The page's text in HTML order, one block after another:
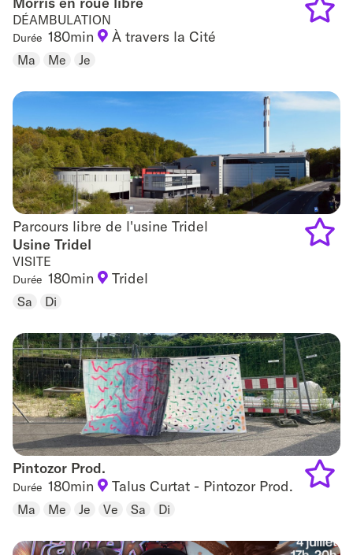
Morris en roue libre
DÉAMBULATION
Durée 180min À travers la Cité
Ma Me Je
Parcours libre de l'usine Tridel
Parcours libre de l'usine Tridel
Usine Tridel
VISITE
Durée 180min Tridel
Sa Di
Pintozor Prod.
Pintozor Prod.
Durée 180min Talus Curtat - Pintozor Prod.
Ma Me Je Ve Sa Di
to